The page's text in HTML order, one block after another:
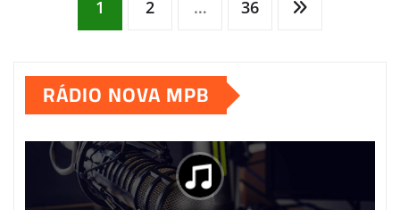
por
posts
1 2 … 36
RÁDIO NOVA MPB